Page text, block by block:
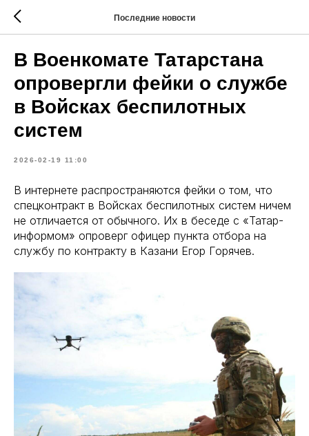
Последние новости
В Военкомате Татарстана
опровергли фейки о службе
в Войсках беспилотных
систем
2026-02-19 11:00
В интернете распространяются фейки о том, что
спецконтракт в Войсках беспилотных систем ничем
не отличается от обычного. Их в беседе с «Татар-
информом» опроверг офицер пункта отбора на
службу по контракту в Казани Егор Горячев.